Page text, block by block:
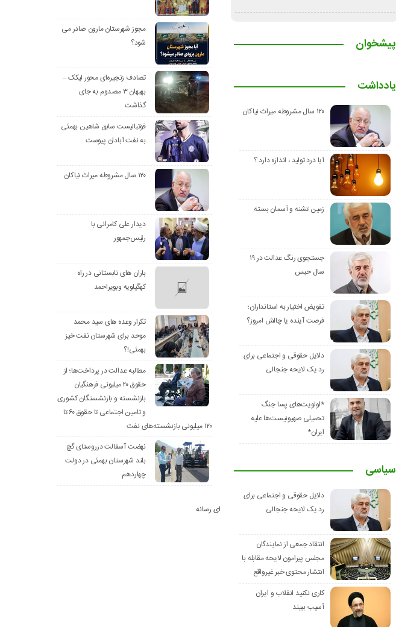
پیشخوان
یادداشت
۱۲۰ سال مشروطه میراث نیاکان
آیا درد تولید ، اندازه دارد ؟
زمین تشنه و آسمان بسته
جستجوی رنگ عدالت در ۱۹
سال حبس
تفویض اختیار به استانداران؛
فرصت آینده یا چالش امروز؟
دلایل حقوقی و اجتماعی برای
رد یک لایحه جنجالی
*اولویت‌های پسا جنگ
تحمیلی صهیونیست‌ها علیه
ایران*
سیاسی
دلایل حقوقی و اجتماعی برای
رد یک لایحه جنجالی
انتقاد جمعی از نمایندگان
مجلس پیرامون لایحه مقابله با
انتشار محتوی خبر غیرواقع
کاری نکنید انقلاب و ایران
آسیب ببیند
مجوز شهرستان مارون صادر می
شود؟
تصادف زنجیره‌ای محور لیکک –
بهبهان ۳ مصدوم به جای
گذاشت
فوتبالیست سابق شاهین بهمئی
به نفت آبادان پیوست
۱۲۰ سال مشروطه میراث نیاکان
دیدار علی کامرانی با
رئیس‌جمهور
باران های تابستانی در راه
کهگیلویه وبویراحمد
تکرار وعده های سید محمد
موحد برای شهرستان نفت خیز
بهمئی!؟
مطالبه عدالت در پرداخت‌ها؛ از
حقوق ۲۰ میلیونی فرهنگیان
بازنشسته و بازنشستگان کشوری
و تامین اجتماعی تا حقوق ۶۰ تا
۱۲۰ میلیونی بازنشسته‌های نفت
نهضت آسفالت درروستای گچ
بلند شهرستان بهمئی در دولت
چهاردهم
ای رسانه